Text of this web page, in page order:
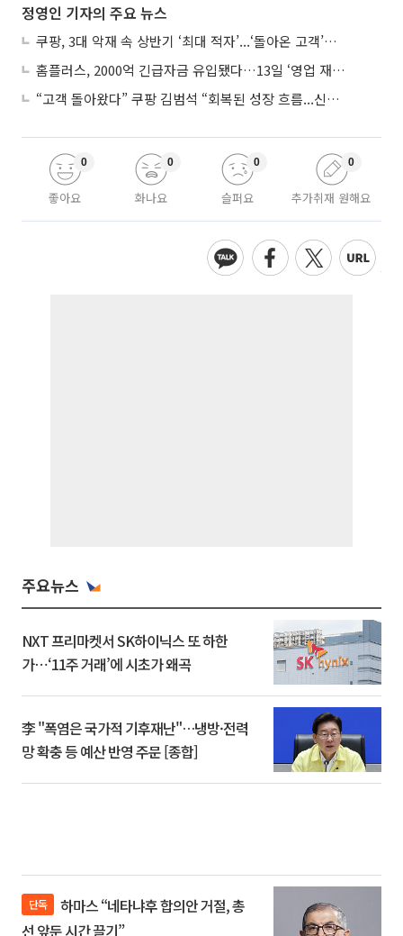
정영인 기자의 주요 뉴스
쿠팡, 3대 악재 속 상반기 ‘최대 적자’...‘돌아온 고객’에 수익성 반등 주목
홈플러스, 2000억 긴급자금 유입됐다…13일 ‘영업 재개’
“고객 돌아왔다” 쿠팡 김범석 “회복된 성장 흐름...신사업 확대 위한 투자 유지”
좋아요
0
화나요
0
슬퍼요
0
추가취재 원해요
0
주요뉴스
NXT 프리마켓서 SK하이닉스 또 하한
가⋯‘11주 거래’에 시초가 왜곡
李 "폭염은 국가적 기후재난"…냉방·전력
망 확충 등 예산 반영 주문 [종합]
단독
선 앞둔 시간 끌기”